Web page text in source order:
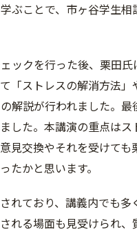
ぶことで、市ヶ谷学生
ックを行った後、栗田
「ストレスの解消方法
解説が行われました。
した。本講演の重点は
見交換やそれを受けて
たかと思います。
れており、講義内でも
れる場面も見受けられ